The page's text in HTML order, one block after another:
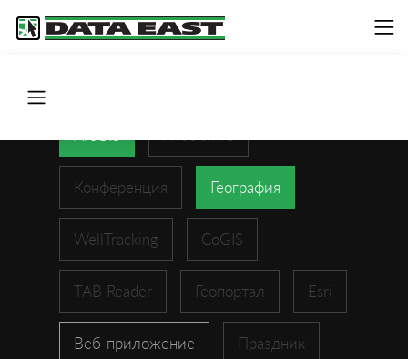
Конференция География
WellTracking CoGIS
TAB Reader Геопортал Esri
Веб-приложение Праздник